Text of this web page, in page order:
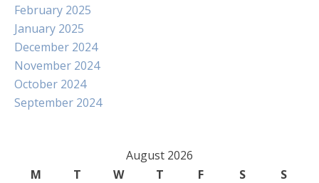
February 2025
January 2025
December 2024
November 2024
October 2024
September 2024
August 2026
M
T W T F S
S